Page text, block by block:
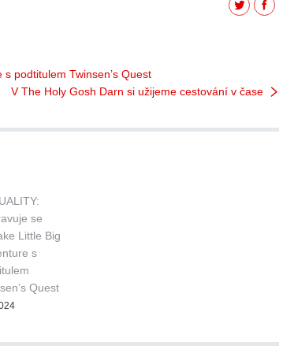
Twitter
podtitulem Twinsen’s Quest
V The Holy Gosh Darn si užijeme cestování v čase
se
Little Big
s
Quest